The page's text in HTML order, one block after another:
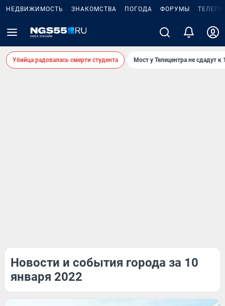
НЕДВИЖИМОСТЬ ЗНАКОМСТВА ПОГОДА ФОРУМЫ
Убийца радовалась смерти студента Мост у Телецентра не сдадут к
Новости и события города за 10
января 2022